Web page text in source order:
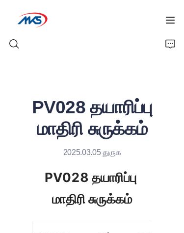
PV028 தயாரிப்பு
மாதிரி சுருக்கம்
2025.03.05 துருக
PV028 தயாரிப்பு
மாதிரி சுருக்கம்
தயாரிப்புகள்
செய்திகள்
எங்களை தொடர்பு கொள்ளவும்